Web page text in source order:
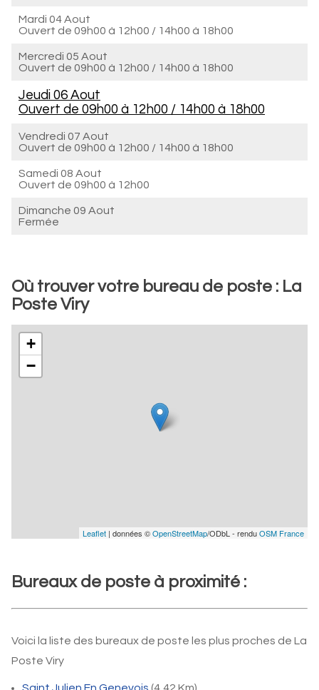
Mardi 04 Aout
Ouvert de 09h00 à 12h00 / 14h00 à 18h00
Mercredi 05 Aout
Ouvert de 09h00 à 12h00 / 14h00 à 18h00
Jeudi 06 Aout
Ouvert de 09h00 à 12h00 / 14h00 à 18h00
Vendredi 07 Aout
Ouvert de 09h00 à 12h00 / 14h00 à 18h00
Samedi 08 Aout
Ouvert de 09h00 à 12h00
Dimanche 09 Aout
Fermée
Où trouver votre bureau de poste : La
Poste Viry
+
−
Leaflet | données ©OpenStreetMap/ODbL - renduOSM France
Bureaux de poste à proximité :
Voici la liste des bureaux de poste les plus proches de La
Poste Viry